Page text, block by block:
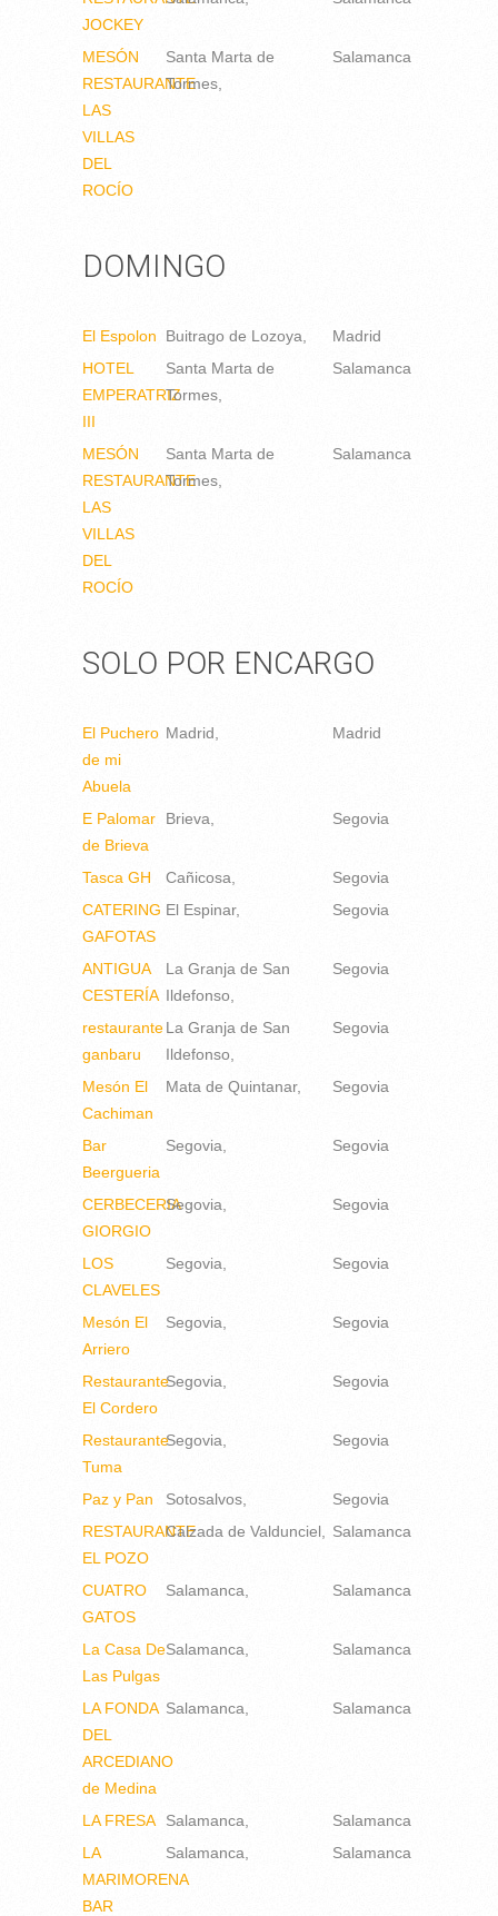
JOCKEY
MESÓN
RESTAURANTE
LAS
VILLAS
DEL
ROCÍO
Santa Marta de
Tormes
Salamanca
DOMINGO
El Espolon Buitrago de Lozoya
Madrid
HOTEL
EMPERATRIZ
III
Santa Marta de
Tormes
Salamanca
MESÓN
RESTAURANTE
LAS
VILLAS
DEL
ROCÍO
Santa Marta de
Tormes
Salamanca
SOLO POR ENCARGO
El Puchero
de mi
Abuela
Madrid Madrid
E Palomar
de Brieva
Brieva Segovia
Tasca GH Cañicosa
Segovia
CATERING
GAFOTAS
El Espinar Segovia
ANTIGUA
CESTERÍA
La Granja de San
Ildefonso
Segovia
restaurante
ganbaru
La Granja de San
Ildefonso
Segovia
Mesón El
Cachiman
Mata de Quintanar Segovia
Bar
Beergueria
Segovia Segovia
CERBECERIA
GIORGIO
Segovia Segovia
LOS
CLAVELES
Segovia Segovia
Mesón El
Arriero
Segovia Segovia
Restaurante
El Cordero
Segovia Segovia
Restaurante
Tuma
Segovia Segovia
Paz y Pan Sotosalvos
Segovia
RESTAURANTE
EL POZO
Calzada de Valdunciel Salamanca
CUATRO
GATOS
Salamanca Salamanca
La Casa De
Las Pulgas
Salamanca Salamanca
LA FONDA
DEL
ARCEDIANO
de Medina
Salamanca Salamanca
LA FRESA Salamanca
Salamanca
LA
MARIMORENA
BAR
Salamanca Salamanca